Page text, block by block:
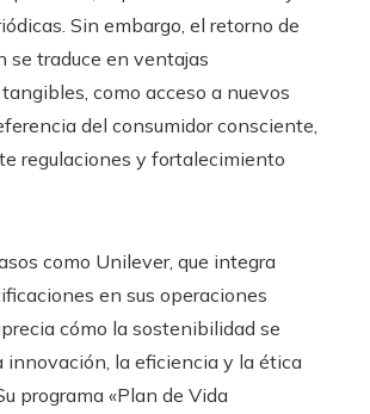
Sin embargo, el retorno de
se traduce en ventajas
como acceso a nuevos
del consumidor consciente,
regulaciones y fortalecimiento
como Unilever, que integra
en sus operaciones
cómo la sostenibilidad se
innovación, la eficiencia y la ética
programa «Plan de Vida